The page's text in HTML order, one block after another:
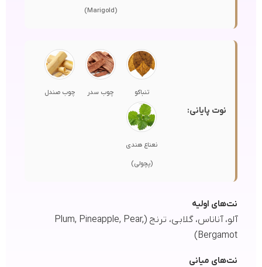
(Marigold)
نوت پایانی:
تنباکو چوب سدر چوب صندل
نعناع هندی
(پچولی)
نت‌های اولیه
آلو، آناناس، گلابی، ترنج (Plum, Pineapple, Pear,
Bergamot)
نت‌های میانی